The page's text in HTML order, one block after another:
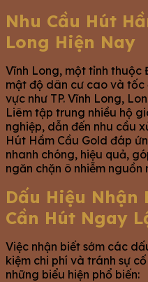
Nhu Cầu Hút
Long Hiện Nay
Vĩnh Long, một tỉnh thuộc
mật độ dân cư cao và tốc
vực như TP. Vĩnh Long,
Liêm tập trung nhiều hộ
nghiệp, dẫn đến nhu cầu
Hút Hầm Cầu Gold đáp
nhanh chóng, hiệu quả,
ngăn chặn ô nhiễm nguồn
Dấu Hiệu Nhận
Cần Hút Ngay
Việc nhận biết sớm các
kiệm chi phí và tránh sự
những biểu hiện phổ biến: